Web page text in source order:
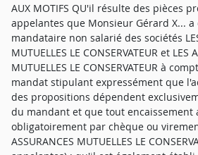
AUX MOTIFS QU'il résulte des pièces
appelantes que Monsieur Gérard X...
mandataire non salarié des sociétés
MUTUELLES LE CONSERVATEUR et LES
MUTUELLES LE CONSERVATEUR à
mandat stipulant expressément que
des propositions dépendent
du mandant et que tout
obligatoirement par chèque ou
ASSURANCES MUTUELLES LE